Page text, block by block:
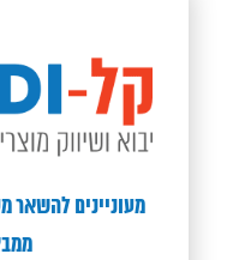
מעוניינים להשאר